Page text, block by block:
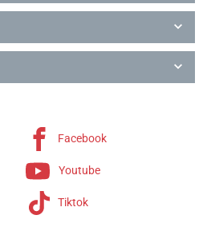
Facebook
Youtube
Tiktok